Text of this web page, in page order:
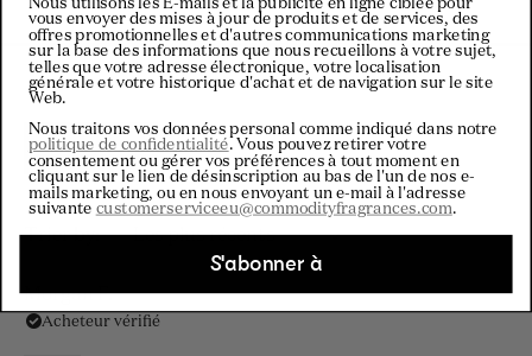
Filtres
Trier
Morgan F.
Acheteur vérifié
Chargement...
Nous utilisons les E-mails et la publicité en ligne ciblée pour
vous envoyer des mises à jour de produits et de services, des
offres promotionnelles et d'autres communications marketing
sur la base des informations que nous recueillons à votre sujet,
telles que votre adresse électronique, votre localisation
générale et votre historique d'achat et de navigation sur le site
Web.
Nous traitons vos données personal comme indiqué dans notre
politique de confidentialité. Vous pouvez retirer votre
consentement ou gérer vos préférences à tout moment en
cliquant sur le lien de désinscription au bas de l'un de nos e-
mails marketing, ou en nous envoyant un e-mail à l'adresse
suivante customerserviceeu@commodityfragrances.com.
S'abonner à